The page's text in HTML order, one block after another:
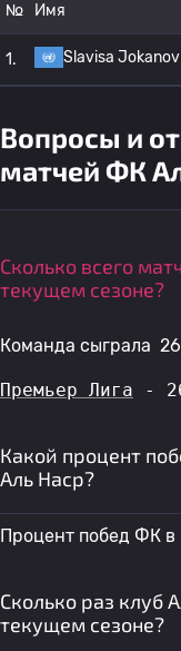
№ Имя
1. Slavisa Jokanov
Вопросы и
матчей ФК
Сколько всего
текущем сезоне?
Команда сыграла
Премьер Лига -
Какой процент
Аль Наср?
Процент побед ФК в
Сколько раз клуб
текущем сезоне?